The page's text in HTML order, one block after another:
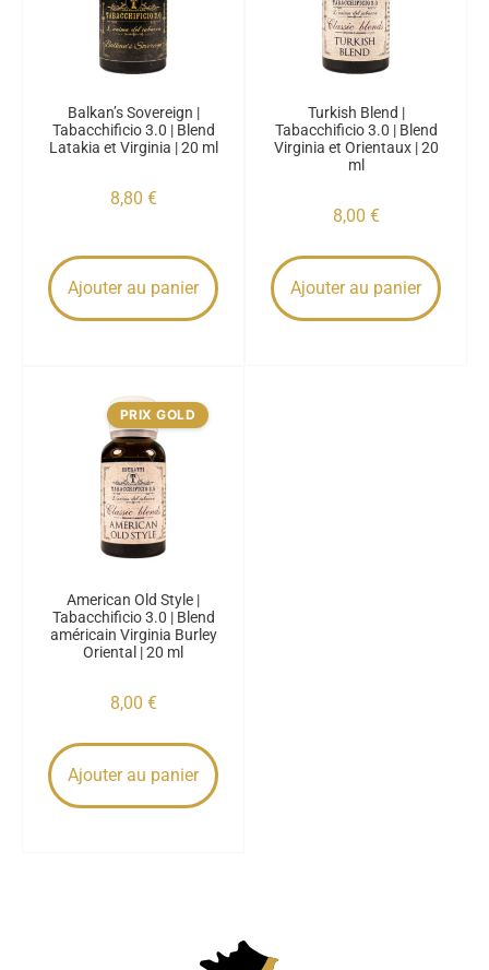
Balkan’s Sovereign |
Tabacchificio 3.0 | Blend
Latakia et Virginia | 20 ml
8,80 €
Ajouter au panier
Turkish Blend |
Tabacchificio 3.0 | Blend
Virginia et Orientaux | 20
ml
8,00 €
Ajouter au panier
PRIX GOLD
American Old Style |
Tabacchificio 3.0 | Blend
américain Virginia Burley
Oriental | 20 ml
8,00 €
Ajouter au panier